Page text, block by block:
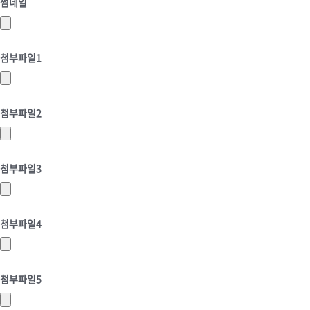
첨부파일1
첨부파일2
첨부파일3
첨부파일4
첨부파일5